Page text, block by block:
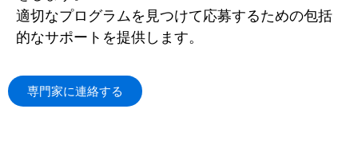
適切なプログラムを見つけて応募するための包括
的なサポートを提供します。
専門家に連絡する